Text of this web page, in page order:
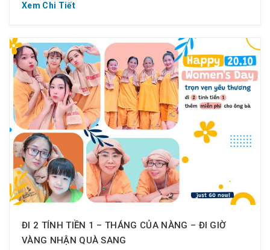
sóc, quan tâm cách tinh tế đến chị em phụ nữ. […]
Xem Chi Tiết
ĐI 2 TÍNH TIỀN 1 – THÁNG CỦA NÀNG – ĐI GIỜ
VÀNG NHẬN QUÀ SANG